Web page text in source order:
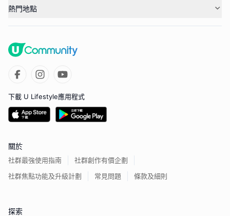
熱門地點
下載 U Lifestyle應用程式
關於
社群最強使用指南
社群創作有價企劃
社群焦點功能及升級計劃
常見問題 條款及細則
探索